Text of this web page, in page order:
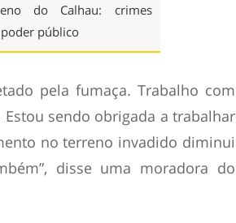
do Calhau: crimes
público
pela fumaça. Trabalho com
sendo obrigada a trabalhar
no terreno invadido diminui
disse uma moradora do